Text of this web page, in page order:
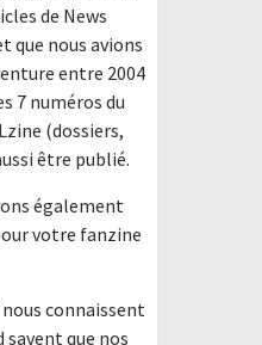
de News
que nous avions
entre 2004
7 numéros du
(dossiers,
être publié.
également
votre fanzine
connaissent
savent que nos